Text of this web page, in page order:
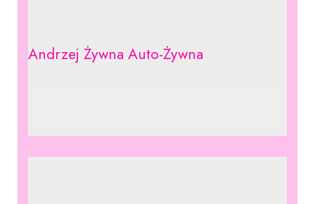
Andrzej Żywna Auto-Żywna